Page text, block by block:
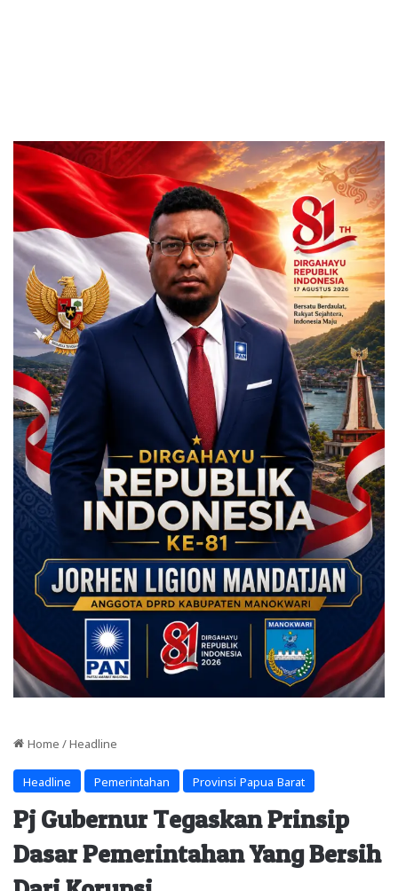
Home / Headline
Headline Pemerintahan Provinsi Papua Barat
Pj Gubernur Tegaskan Prinsip
Dasar Pemerintahan Yang Bersih